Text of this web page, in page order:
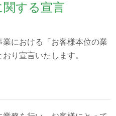
する宣言
における「お客様本位の業
り宣言いたします。